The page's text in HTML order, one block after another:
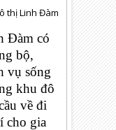
thị Linh Đàm
Đàm có
bộ,
vụ sống
khu đô
về đi
cho gia